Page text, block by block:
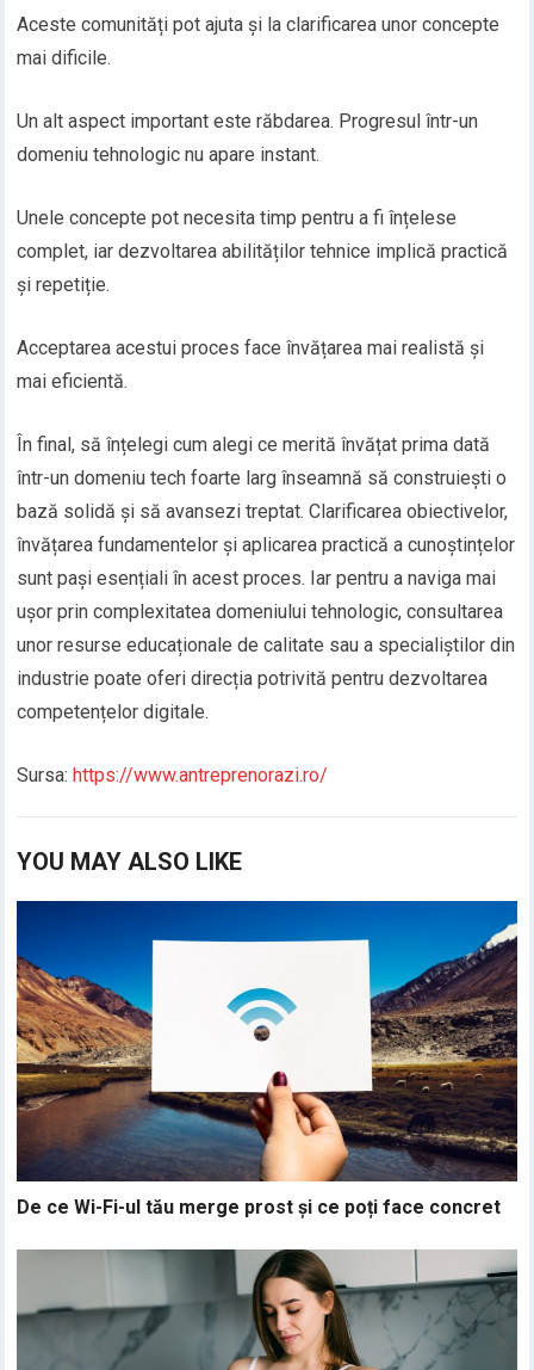
Aceste comunități pot ajuta și la clarificarea unor concepte
mai dificile.
Un alt aspect important este răbdarea. Progresul într-un
domeniu tehnologic nu apare instant.
Unele concepte pot necesita timp pentru a fi înțelese
complet, iar dezvoltarea abilităților tehnice implică practică
și repetiție.
Acceptarea acestui proces face învățarea mai realistă și
mai eficientă.
În final, să înțelegi cum alegi ce merită învățat prima dată
într-un domeniu tech foarte larg înseamnă să construiești o
bază solidă și să avansezi treptat. Clarificarea obiectivelor,
învățarea fundamentelor și aplicarea practică a cunoștințelor
sunt pași esențiali în acest proces. Iar pentru a naviga mai
ușor prin complexitatea domeniului tehnologic, consultarea
unor resurse educaționale de calitate sau a specialiștilor din
industrie poate oferi direcția potrivită pentru dezvoltarea
competențelor digitale.
Sursa: https://www.antreprenorazi.ro/
YOU MAY ALSO LIKE
De ce Wi-Fi-ul tău merge prost și ce poți face concret